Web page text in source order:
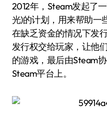
2012年，Steam发起了
光)的计划，用来帮助一
在缺乏资金的情况下发
发行权交给玩家，让他
的游戏，最后由Steam
Steam平台上。